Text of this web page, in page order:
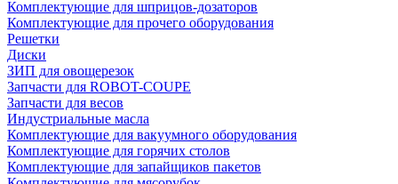
Комплектующие для шприцов-дозаторов
Комплектующие для прочего оборудования
Решетки
Диски
ЗИП для овощерезок
Запчасти для ROBOT-COUPE
Запчасти для весов
Индустриальные масла
Комплектующие для вакуумного оборудования
Комплектующие для горячих столов
Комплектующие для запайщиков пакетов